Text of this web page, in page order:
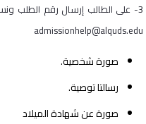
3- على الطالب إرسال رقم الطلب ونسخة عن الوثائق التالية إلى البريد الإلكتروني
admissionhelp@alquds.edu
صورة شخصية.
رسالتا توصية.
صورة عن شهادة الميلاد